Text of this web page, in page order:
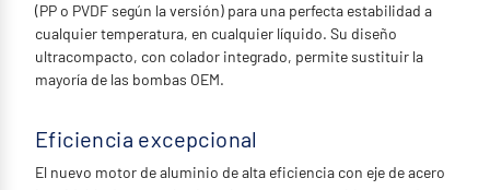
(PP o PVDF según la versión) para una perfecta estabilidad a
cualquier temperatura, en cualquier líquido. Su diseño
ultracompacto, con colador integrado, permite sustituir la
mayoría de las bombas OEM.
Eficiencia excepcional
El nuevo motor de aluminio de alta eficiencia con eje de acero